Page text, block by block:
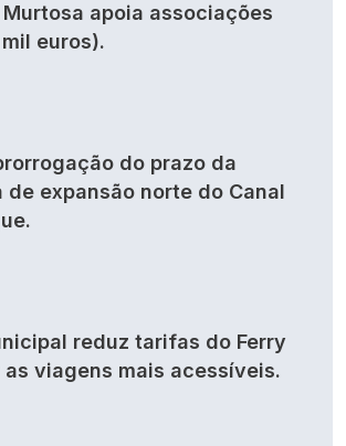
apoia associações
euros).
do prazo da
de expansão norte do Canal
reduz tarifas do Ferry
viagens mais acessíveis.